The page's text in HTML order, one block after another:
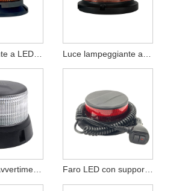
Faro LED con supporto a ventosa magnetica